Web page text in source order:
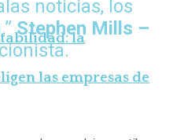
la
las empresas de
noticias, los
Stephen Mills –